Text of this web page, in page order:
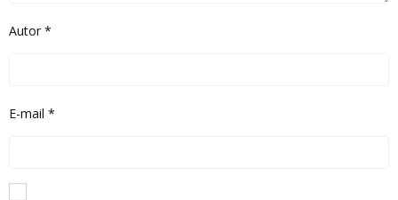
Autor *
E-mail *